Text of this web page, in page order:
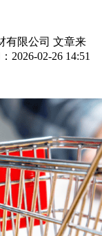
有限公司 文章来
2026-02-26 14:51